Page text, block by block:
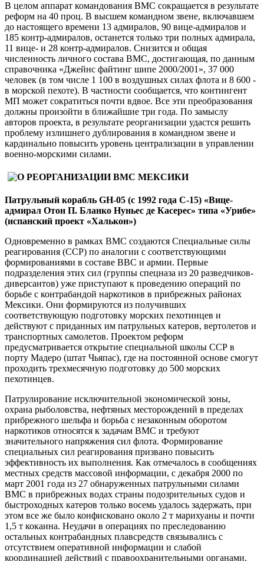
В целом аппарат командования ВМС сокращается в результате
реформ на 40 проц. В высшем командном звене, включавшем
до настоящего времени 13 адмиралов, 90 вице-адмиралов и
185 контр-адмиралов, останется только три полных адмирала,
11 вице- и 28 контр-адмиралов. Снизится и общая
численность личного состава ВМС, достигающая, по данным
справочника «Джейнс файтинг шипе 2000/2001», 37 000
человек (в том числе 1 100 в воздушных силах флота и 8 600 -
в морской пехоте). В частности сообщается, что контингент
МП может сократиться почти вдвое. Все эти преобразования
должны произойти в ближайшие три года. По замыслу
авторов проекта, в результате реорганизации удастся решить
проблему излишнего дублирования в командном звене и
кардинально повысить уровень централизации в управлении
военно-морскими силами.
Патрульный корабль GH-05 (с 1992 года С-15) «Вице-
адмирал Отон П. Бланко Нуньес де Касерес» типа «Урибе»
(испанский проект «Халькон»)
Одновременно в рамках ВМС создаются Специальные силы
реагирования (ССР) по аналогии с соответствующими
формированиями в составе ВВС и армии. Первые
подразделения этих сил (группы спецназа из 20 разведчиков-
диверсантов) уже приступают к проведению операций по
борьбе с контрабандой наркотиков в прибрежных районах
Мексики. Они формируются из получивших
соответствующую подготовку морских пехотинцев и
действуют с приданных им патрульных катеров, вертолетов и
транспортных самолетов. Проектом реформ
предусматривается открытие специальной школы ССР в
порту Мадеро (штат Чьяпас), где на постоянной основе смогут
проходить трехмесячную подготовку до 500 морских
пехотинцев.
Патрулирование исключительной экономической зоны,
охрана рыболовства, нефтяных месторождений в пределах
прибрежного шельфа и борьба с незаконным оборотом
наркотиков относятся к задачам ВМС и требуют
значительного напряжения сил флота. Формирование
специальных сил реагирования призвано повысить
эффективность их выполнения. Как отмечалось в сообщениях
местных средств массовой информации, с декабря 2000 по
март 2001 года из 27 обнаруженных патрульными силами
ВМС в прибрежных водах страны подозрительных судов и
быстроходных катеров только восемь удалось задержать, при
этом все же было конфисковано около 2 т марихуаны и почти
1,5 т кокаина. Неудачи в операциях по преследованию
остальных контрабандных плавсредств связывались с
отсутствием оперативной информации и слабой
координацией действий с правоохранительными органами,